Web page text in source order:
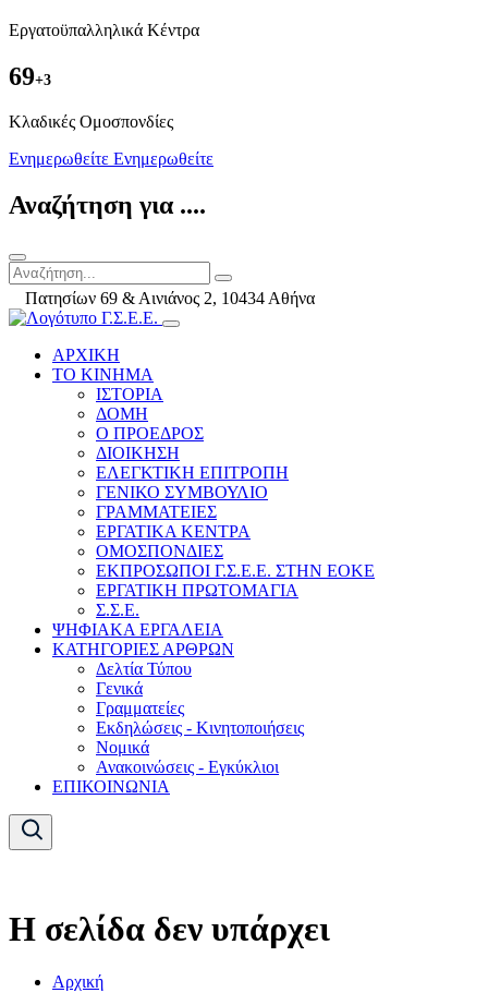
Εργατοϋπαλληλικά Κέντρα
69+3
Kλαδικές Ομοσπονδίες
Ενημερωθείτε Ενημερωθείτε
Αναζήτηση για ....
Πατησίων 69 & Αινιάνος 2, 10434 Αθήνα
ΑΡΧΙΚΗ
ΤΟ ΚΙΝΗΜΑ
ΙΣΤΟΡΙΑ
ΔΟΜΗ
Ο ΠΡΟΕΔΡΟΣ
ΔΙΟΙΚΗΣΗ
ΕΛΕΓΚΤΙΚΗ ΕΠΙΤΡΟΠΗ
ΓΕΝΙΚΟ ΣΥΜΒΟΥΛΙΟ
ΓΡΑΜΜΑΤΕΙΕΣ
ΕΡΓΑΤΙΚΑ ΚΕΝΤΡΑ
ΟΜΟΣΠΟΝΔΙΕΣ
ΕΚΠΡΟΣΩΠΟΙ Γ.Σ.Ε.Ε. ΣΤΗΝ ΕΟΚΕ
ΕΡΓΑΤΙΚΗ ΠΡΩΤΟΜΑΓΙΑ
Σ.Σ.Ε.
ΨΗΦΙΑΚΑ ΕΡΓΑΛΕΙΑ
ΚΑΤΗΓΟΡΙΕΣ ΑΡΘΡΩΝ
Δελτία Τύπου
Γενικά
Γραμματείες
Εκδηλώσεις - Κινητοποιήσεις
Νομικά
Ανακοινώσεις - Εγκύκλιοι
ΕΠΙΚΟΙΝΩΝΙΑ
Η σελίδα δεν υπάρχει
Αρχική